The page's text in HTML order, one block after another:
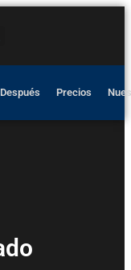
Precios